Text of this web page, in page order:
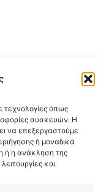
τεχνολογίες όπως
συσκευών. Η
να επεξεργαστούμε
ή μοναδικά
ή η ανάκληση της
και
για Data Analytics.
byFlare